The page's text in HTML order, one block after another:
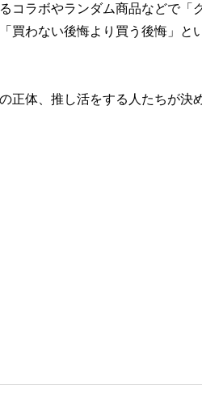
コラボやランダム商品などで「
わない後悔より買う後悔」と
正体、推し活をする人たちが決